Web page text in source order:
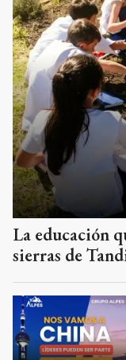
La educación
sierras de